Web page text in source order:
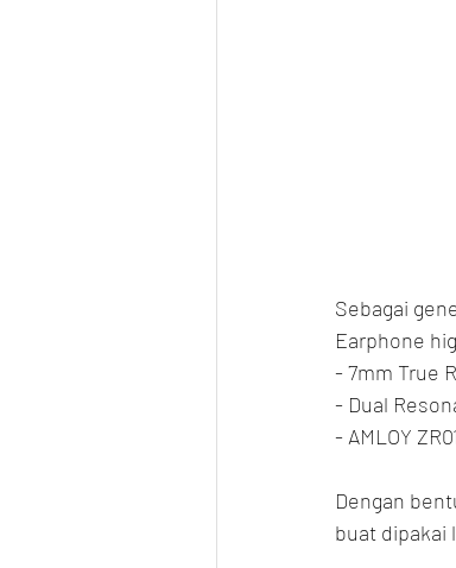
Sebagai
Earphone
- 7mm True
- Dual
- AMLOY
Dengan
buat dipakai